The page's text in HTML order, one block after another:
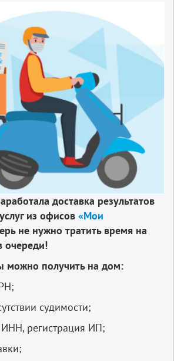
доставка результатов
из офисов «Мои
не нужно тратить время на
очереди!
можно получить на дом:
судимости;
ИНН, регистрация ИП;